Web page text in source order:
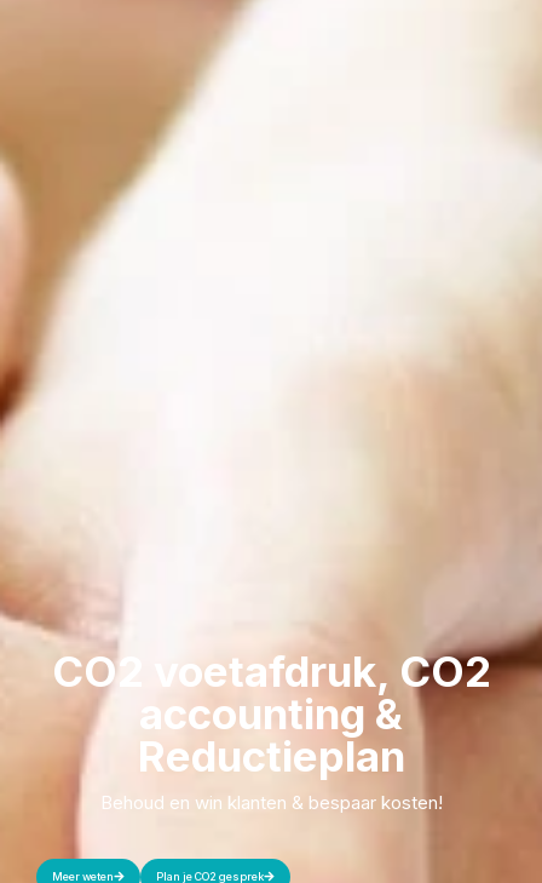
CO2 voetafdruk, CO2
accounting &
Reductieplan
Behoud en win klanten & bespaar kosten!
Meer weten Plan je CO2 gesprek